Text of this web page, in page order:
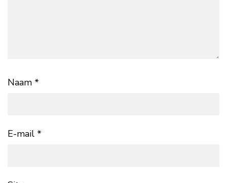
Naam *
E-mail *